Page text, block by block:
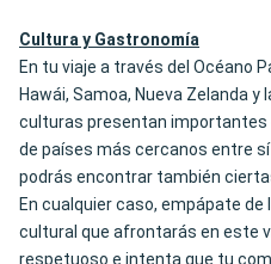
Cultura y Gastronomía
En tu viaje a través del Océano
Hawái, Samoa, Nueva Zelanda y
culturas presentan importantes
de países más cercanos entre
podrás encontrar también
En cualquier caso, empápate
cultural que afrontarás en este
respetuoso e intenta que tu